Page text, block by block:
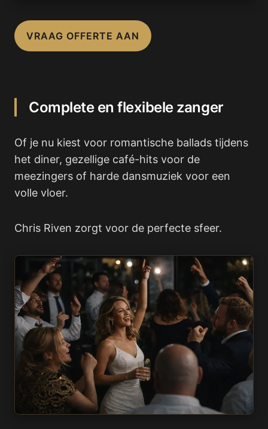
VRAAG OFFERTE AAN
Complete en flexibele zanger
Of je nu kiest voor romantische ballads tijdens
het diner, gezellige café-hits voor de
meezingers of harde dansmuziek voor een
volle vloer.
Chris Riven zorgt voor de perfecte sfeer.